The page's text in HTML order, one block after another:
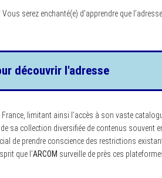
Vous serez enchanté(e) d’apprendre que
découvrir l'adresse
limitant ainsi l’accès à son vaste
sa collection diversifiée de contenus souvent
de prendre conscience des restrictions
que l’ARCOM surveille de près ces